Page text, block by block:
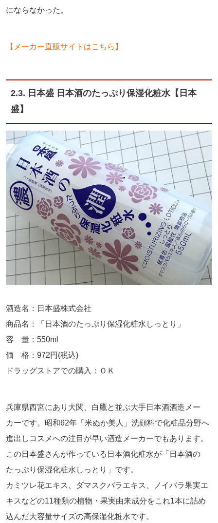
にならなかった。
【メーカー直販サイトはこちら】
2.3. 日本盛 日本酒のたっぷり保湿化粧水【日本
盛】
酒造名：日本盛株式会社
商品名：「日本酒のたっぷり保湿化粧水しっとり」
容 量：550ml
価 格：972円(税込)
ドラッグストアでの購入：ＯＫ
兵庫県西宮にあり大関、白鷹と並ぶ大手日本酒酒造メー
カーです。昭和62年「米ぬか美人」洗顔料で化粧品分野へ
進出しコスメへの注目が早い酒造メーカーでもあります。
この日本盛さんが作っている日本酒化粧水が「日本酒の
たっぷり保湿化粧水しっとり」です。
カミツレ花エキス、ダマスクバラエキス、ノイバラ果実エ
キスなどの11種類の植物・果実由来成分をこれ1本に詰め
込んだ大容量サイズの高保湿化粧水です。